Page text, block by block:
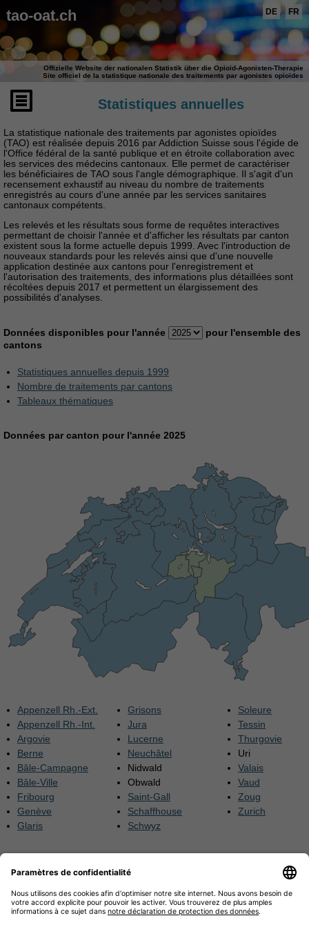
tao-oat.ch
Offizielle Website der nationalen Statistik über die Opioid-Agonisten-Therapie
Site officiel de la statistique nationale des traitements par agonistes opioïdes
DE FR
Statistiques annuelles
La statistique nationale des traitements par agonistes opioïdes
(TAO) est réalisée depuis 2016 par Addiction Suisse sous l'égide de
l'Office fédéral de la santé publique et en étroite collaboration avec
les services des médecins cantonaux. Elle permet de caractériser
les bénéficiaires de TAO sous l'angle démographique. Il s'agit d'un
recensement exhaustif au niveau du nombre de traitements
enregistrés au cours d'une année par les services sanitaires
cantonaux compétents.
Les relevés et les résultats sous forme de requêtes interactives
permettant de choisir l'année et d'afficher les résultats par canton
existent sous la forme actuelle depuis 1999. Avec l'introduction de
nouveaux standards pour les relevés ainsi que d'une nouvelle
application destinée aux cantons pour l'enregistrement et
l'autorisation des traitements, des informations plus détaillées sont
récoltées depuis 2017 et permettent un élargissement des
possibilités d'analyses.
Données disponibles pour l'année
pour l'ensemble des
cantons
Statistiques annuelles depuis 1999
Nombre de traitements par cantons
Tableaux thématiques
Données par canton pour l'année 2025
Appenzell Rh.-Ext.
Appenzell Rh.-Int.
Argovie
Berne
Bâle-Campagne
Bâle-Ville
Fribourg
Genève
Glaris
Grisons
Jura
Lucerne
Neuchâtel
Nidwald
Obwald
Saint-Gall
Schaffhouse
Schwyz
Soleure
Tessin
Thurgovie
Uri
Valais
Vaud
Zoug
Zurich
nombre de patients et patientes en fonction du lieu de pratique de
leur médecin ou de leur institution prescripteurs. Il ne s’agit ainsi pas
nécessairement du canton de résidence du patient ou de la
patiente, mais du canton dans lequel le médecin exerce ou
l’institution se situe (p.ex. si le médecin prescripteur établi dans un